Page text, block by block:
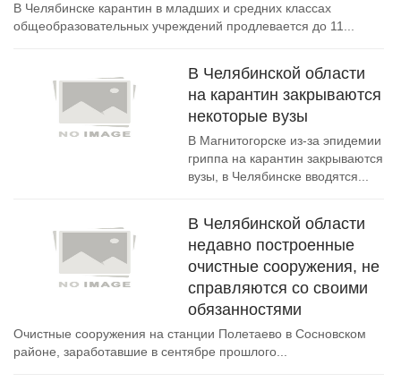
В Челябинске карантин в младших и средних классах
общеобразовательных учреждений продлевается до 11...
В Челябинской области
на карантин закрываются
некоторые вузы
В Магнитогорске из-за эпидемии
гриппа на карантин закрываются
вузы, в Челябинске вводятся...
В Челябинской области
недавно построенные
очистные сооружения, не
справляются со своими
обязанностями
Очистные сооружения на станции Полетаево в Сосновском
районе, заработавшие в сентябре прошлого...